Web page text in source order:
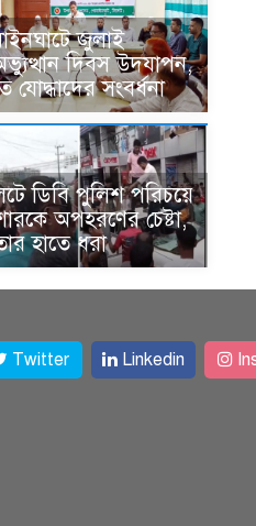
জুলাই
দিবস উদযাপন,
সংবর্ধনা
ডিবি পুলিশ পরিচয়ে
অপহরণের চেষ্টা,
হাতে ধরা
Twitter Linkedin